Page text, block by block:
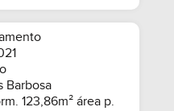
Barbosa
123,86m² área p.